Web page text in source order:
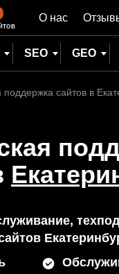
О нас
SEO GEO
поддержка сайтов в